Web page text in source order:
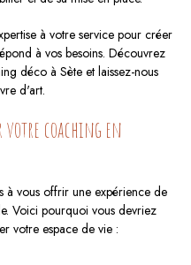
à votre service pour créer
à vos besoins. Découvrez
déco à Sète et laissez-nous
d'art.
votre coaching en
à vous offrir une expérience de
Voici pourquoi vous devriez
votre espace de vie :